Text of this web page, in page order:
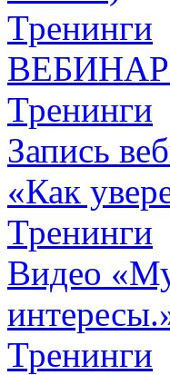
Тренинги
Тренинги
Запись
«Как
Тренинги
Видео
Тренинги